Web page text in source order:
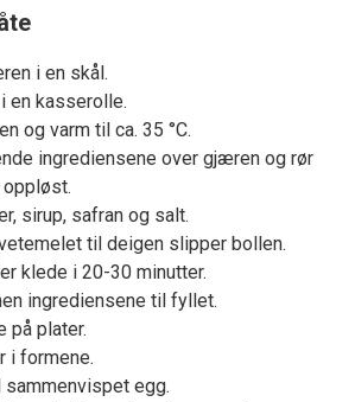
i en skål.
en kasserolle.
og varm til ca. 35 °C.
ingrediensene over gjæren og rør
sirup, safran og salt.
til deigen slipper bollen.
klede i 20-30 minutter.
ingrediensene til fyllet.
på plater.
i formene.
egg.